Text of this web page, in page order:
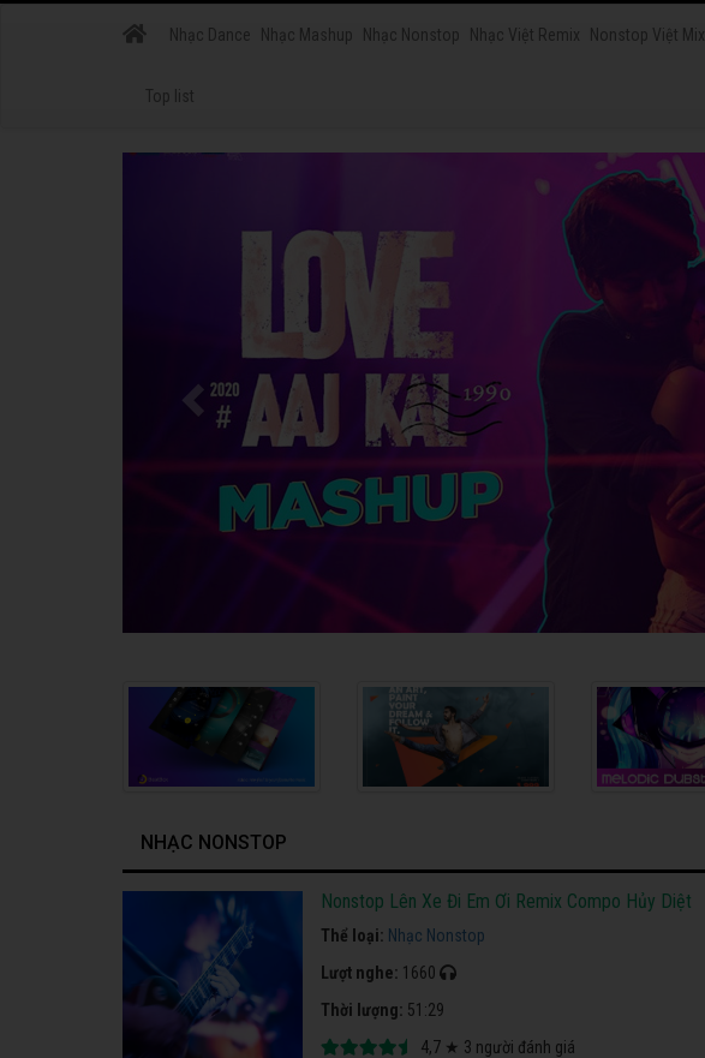
Nhạc Dance Nhạc Mashup Nhạc Nonstop Nhạc Việt Remix Nonstop Việt Mix
Top list
NHẠC NONSTOP
Nonstop Lên Xe Đi Em Ơi Remix Compo Hủy Diệt
Thể loại: Nhạc Nonstop
Lượt nghe: 1660
Thời lượng: 51:29
4,7 ★ 3 người đánh giá